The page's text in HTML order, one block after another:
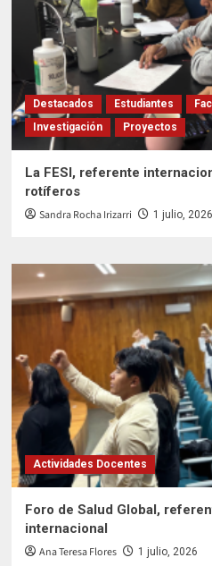
Destacados Estudiantes
Investigación
Proyectos
La FESI, referente
rotíferos
Sandra Rocha Irizarri 1 julio, 2026
Actividades Docentes
Foro de Salud Global,
internacional
Ana Teresa Flores 1 julio, 2026